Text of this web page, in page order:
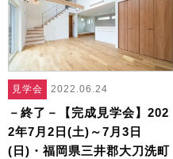
見学会 2022.06.24
－終了－【完成見学会】202
2年7月2日(土)～7月3日
(日)・福岡県三井郡大刀洗町